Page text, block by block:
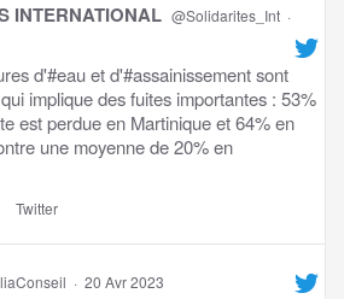
INTERNATIONAL @Solidarites_Int ·
d'#eau et d'#assainissement sont
implique des fuites importantes : 53%
est perdue en Martinique et 64% en
une moyenne de 20% en
Twitter
· 20 Avr 2023